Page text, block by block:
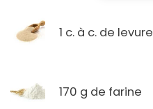
1 c. à c. de levure
170 g de farine